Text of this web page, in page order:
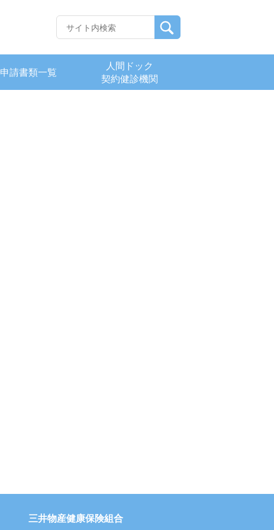
申請書類一覧
人間ドック
契約健診機関
三井物産健康保険組合